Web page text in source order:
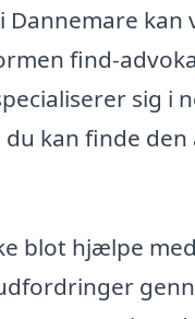
find-
sig
kan finde
blot hjælpe